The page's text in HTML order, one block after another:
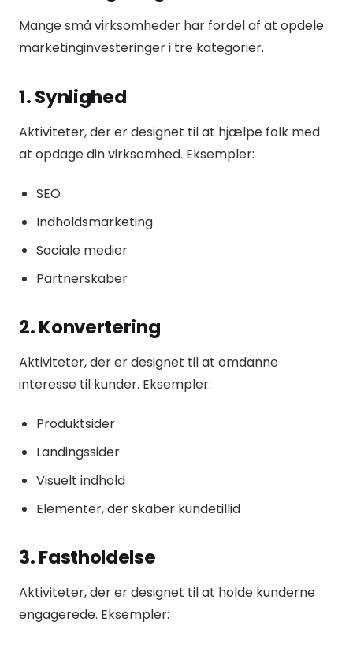
Mange små virksomheder har fordel af at opdele
marketinginvesteringer i tre kategorier.
1. Synlighed
Aktiviteter, der er designet til at hjælpe folk med
at opdage din virksomhed. Eksempler:
SEO
Indholdsmarketing
Sociale medier
Partnerskaber
2. Konvertering
Aktiviteter, der er designet til at omdanne
interesse til kunder. Eksempler:
Produktsider
Landingssider
Visuelt indhold
Elementer, der skaber kundetillid
3. Fastholdelse
Aktiviteter, der er designet til at holde kunderne
engagerede. Eksempler: